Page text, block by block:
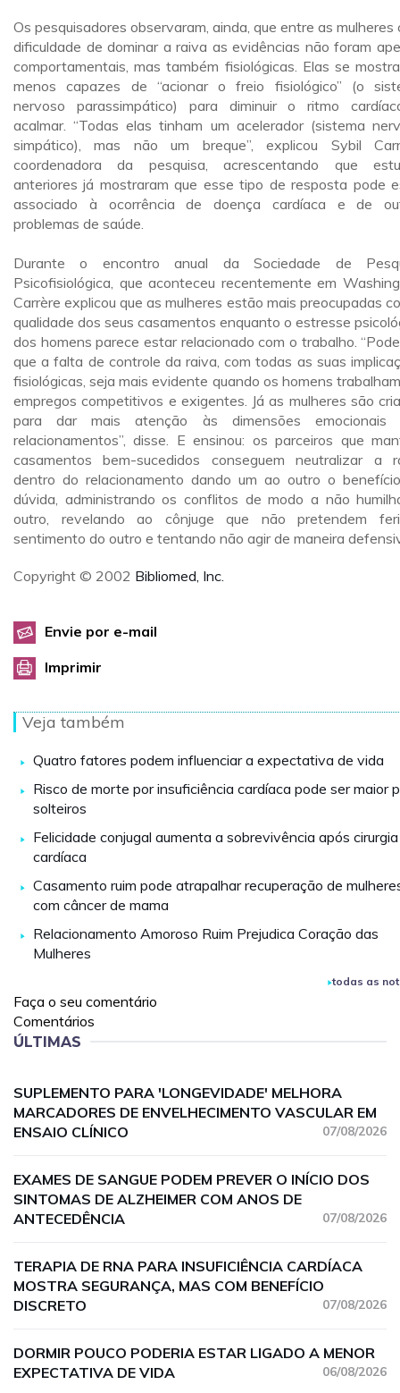
Os pesquisadores observaram, ainda, que entre as mulheres
dificuldade de dominar a raiva as evidências não foram
comportamentais, mas também fisiológicas. Elas se
menos capazes de “acionar o freio fisiológico” (o
nervoso parassimpático) para diminuir o ritmo
acalmar. “Todas elas tinham um acelerador (sistema
simpático), mas não um breque”, explicou Sybil
coordenadora da pesquisa, acrescentando que
anteriores já mostraram que esse tipo de resposta pode
associado à ocorrência de doença cardíaca e de
problemas de saúde.
Durante o encontro anual da Sociedade de
Psicofisiológica, que aconteceu recentemente em
Carrère explicou que as mulheres estão mais preocupadas
qualidade dos seus casamentos enquanto o estresse
dos homens parece estar relacionado com o trabalho.
que a falta de controle da raiva, com todas as suas
fisiológicas, seja mais evidente quando os homens
empregos competitivos e exigentes. Já as mulheres são
para dar mais atenção às dimensões emocionais
relacionamentos”, disse. E ensinou: os parceiros que
casamentos bem-sucedidos conseguem neutralizar a
dentro do relacionamento dando um ao outro o
dúvida, administrando os conflitos de modo a não
outro, revelando ao cônjuge que não pretendem
sentimento do outro e tentando não agir de maneira
Copyright © 2002 Bibliomed, Inc.
Envie por e-mail
Imprimir
Veja também
Quatro fatores podem influenciar a expectativa de vida
Risco de morte por insuficiência cardíaca pode ser maior
solteiros
Felicidade conjugal aumenta a sobrevivência após cirurgia
cardíaca
Casamento ruim pode atrapalhar recuperação de
com câncer de mama
Relacionamento Amoroso Ruim Prejudica Coração das
Mulheres
todas as
Faça o seu comentário
Comentários
ÚLTIMAS
SUPLEMENTO PARA 'LONGEVIDADE' MELHORA
MARCADORES DE ENVELHECIMENTO VASCULAR EM
ENSAIO CLÍNICO
07/08/2026
EXAMES DE SANGUE PODEM PREVER O INÍCIO DOS
SINTOMAS DE ALZHEIMER COM ANOS DE
ANTECEDÊNCIA
07/08/2026
TERAPIA DE RNA PARA INSUFICIÊNCIA CARDÍACA
MOSTRA SEGURANÇA, MAS COM BENEFÍCIO
DISCRETO
07/08/2026
DORMIR POUCO PODERIA ESTAR LIGADO A MENOR
EXPECTATIVA DE VIDA
06/08/2026